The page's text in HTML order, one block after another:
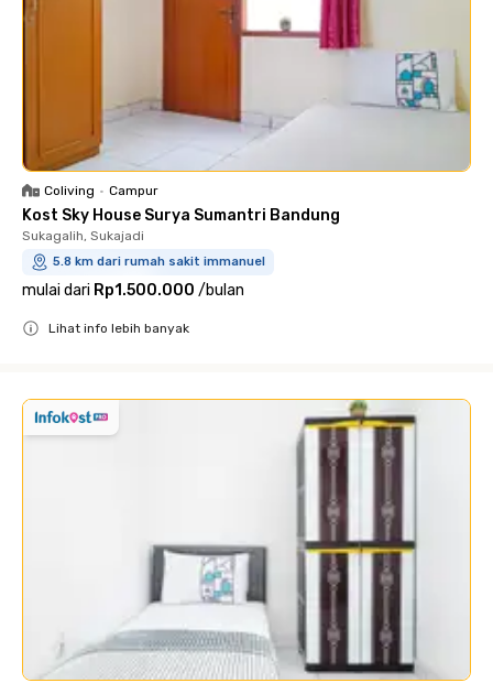
Coliving • Campur
Kost Sky House Surya Sumantri Bandung
Sukagalih, Sukajadi
5.8 km dari rumah sakit immanuel
mulai dari Rp1.500.000 /bulan
Lihat info lebih banyak